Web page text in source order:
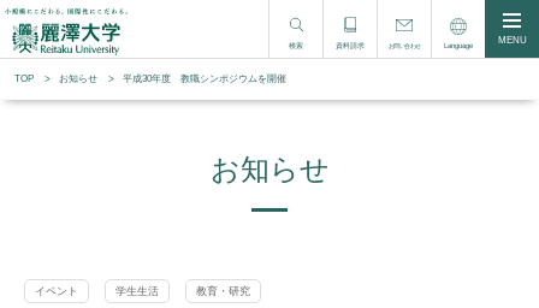
検索 資料請求 お問い合わせ Language MENU
TOP お知らせ 平成30年度 教職シンポジウムを開催
お知らせ
イベント 学生生活 教育・研究